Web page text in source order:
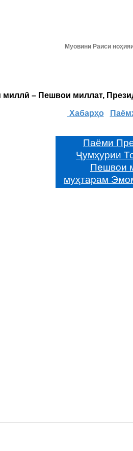
Муовини Раиси
миллӣ – Пешвои миллат,
Хабарҳо
Паёми
Ҷумҳурии
Пешвои
муҳтарам